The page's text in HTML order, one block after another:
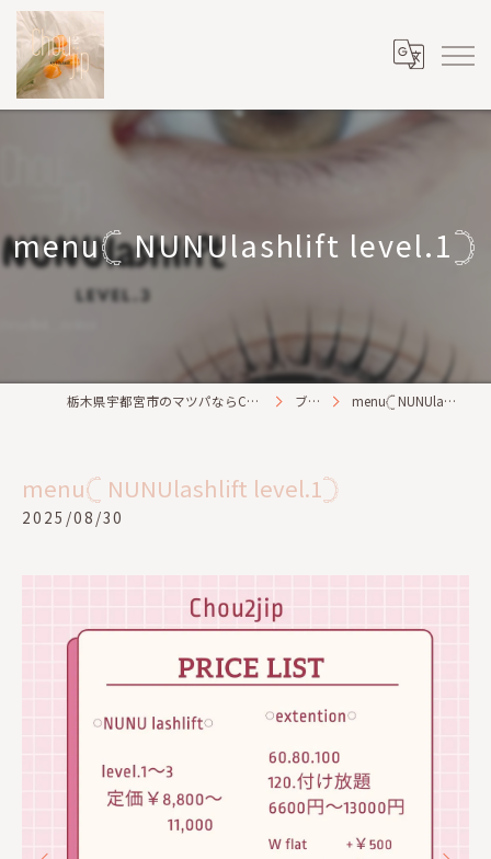
menu𓊆 NUNUlashlift level.1𓊇
栃木県宇都宮市のマツパならChou2jip(シュシュジプ) ブログ menu𓊆 NUNUlashlift level.1𓊇
menu𓊆 NUNUlashlift level.1𓊇
2025/08/30